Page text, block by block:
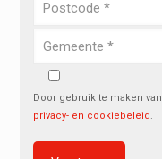
Door gebruik te maken
privacy- en cookiebeleid .